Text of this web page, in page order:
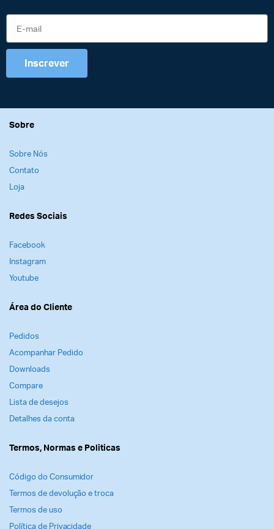
Inscrever
Sobre
Sobre Nós
Contato
Loja
Redes Sociais
Facebook
Instagram
Youtube
Área do Cliente
Pedidos
Acompanhar Pedido
Downloads
Compare
Lista de desejos
Detalhes da conta
Termos, Normas e Politicas
Código do Consumidor
Termos de devolução e troca
Termos de uso
Política de Privacidade